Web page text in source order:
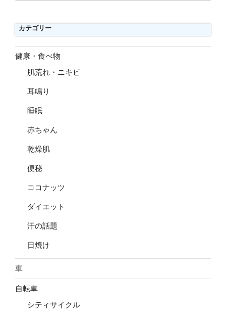
カテゴリー
健康・食べ物
肌荒れ・ニキビ
耳鳴り
睡眠
赤ちゃん
乾燥肌
便秘
ココナッツ
ダイエット
汗の話題
日焼け
車
自転車
シティサイクル